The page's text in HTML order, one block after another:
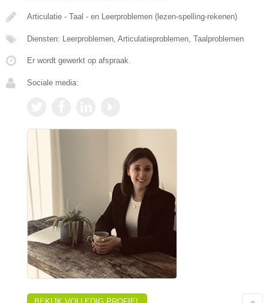
Articulatie - Taal - en Leerproblemen (lezen-spelling-rekenen)
Diensten: Leerproblemen, Articulatieproblemen, Taalproblemen
Er wordt gewerkt op afspraak.
Sociale media: